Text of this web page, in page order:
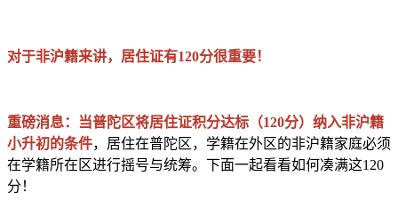
对于非沪籍来讲，居住证有120分很重要！
重磅消息：当普陀区将居住证积分达标（120分）纳入非沪籍
小升初的条件，居住在普陀区，学籍在外区的非沪籍家庭必须
在学籍所在区进行摇号与统筹。下面一起看看如何凑满这120
分！